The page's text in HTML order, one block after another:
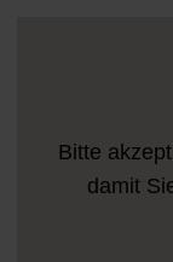
Bitte
damit